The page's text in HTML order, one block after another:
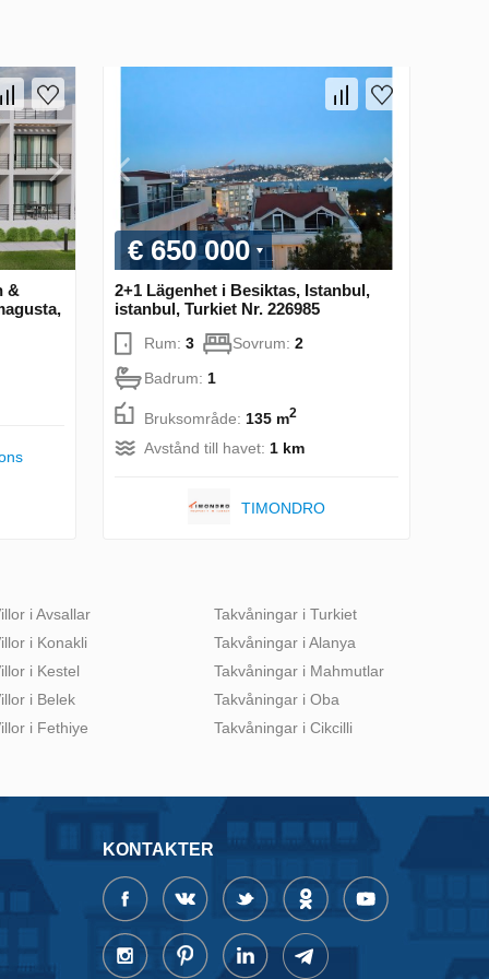
&
€ 650 000
2+1 Lägenhet i Besiktas, Istanbul,
istanbul, Turkiet Nr. 226985
Rum: 3 Sovrum: 2
Badrum: 1
Bruksområde: 135 m2
Avstånd till havet: 1 km
TIMONDRO
i Avsallar
i Konakli
i Kestel
i Belek
i Fethiye
Takvåningar i Turkiet
Takvåningar i Alanya
Takvåningar i Mahmutlar
Takvåningar i Oba
Takvåningar i Cikcilli
KONTAKTER